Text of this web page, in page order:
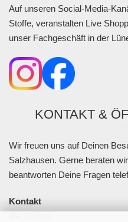
Auf unseren Social-Media-
Stoffe, veranstalten Live
unser Fachgeschäft in der
KONTAKT &
Wir freuen uns auf Deinen
Salzhausen. Gerne beraten
beantworten Deine Fragen
Kontakt